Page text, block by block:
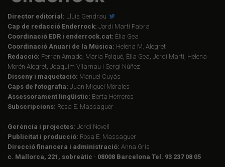
Director editorial: Lluís Gendrau
Cap de redacció Enderrock: Jordi Martí Fabra
Coordinació EDR i enderrock.cat: Èlia Gea
Coordinació Anuari de la Música: Helena M. Alegret
Redacció: Ferran Amado, Maria Folqué, Èlia Gea, Jordi Martí, Helena
Morén Alegret, Joaquim Vilarnau i Sergi Núñez
Disseny i maquetació: Manuel Cuyàs
Caps de fotografia: Juan Miguel Morales
Assessorament lingüístic: Berta Herreros
Subscripcions: Rosa E. Massaguer
Gerència i projectes: Jordi Novell
Publicitat i producció: Rosa E. Massaguer
Direcció financera i administració: Anna Gris
c. Mallorca, 221, sobreàtic · 08008 Barcelona Tel. 93 237 08 05